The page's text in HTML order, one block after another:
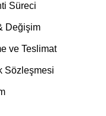
Süreci
Değişim
ve Teslimat
Sözleşmesi